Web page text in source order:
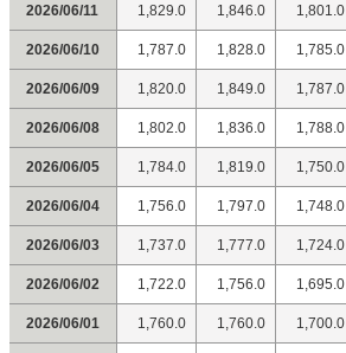
2026/06/11 1,829.0 1,846.0 1,801.0
2026/06/10 1,787.0 1,828.0 1,785.0
2026/06/09 1,820.0 1,849.0 1,787.0
2026/06/08 1,802.0 1,836.0 1,788.0
2026/06/05 1,784.0 1,819.0 1,750.0
2026/06/04 1,756.0 1,797.0 1,748.0
2026/06/03 1,737.0 1,777.0 1,724.0
2026/06/02 1,722.0 1,756.0 1,695.0
2026/06/01 1,760.0 1,760.0 1,700.0